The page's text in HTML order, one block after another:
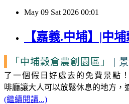
May 09 Sat 2026 00:01
【嘉義.中埔】|中
「中埔穀倉農創園區」 |
了一個假日好處去的免費景點
啡廳讓大人可以放鬆休息的地方，
(繼續閱讀...)